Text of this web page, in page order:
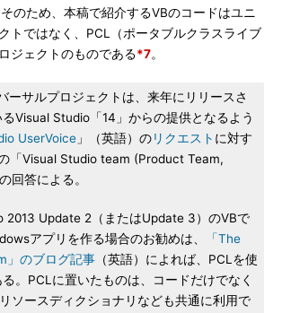
そのため、本稿で紹介するVBのコードはユニ
トではなく、PCL（ポータブルクラスライブ
ジェクトのものである*7。
ーサルプロジェクトは、来年にリリースさ
Visual Studio「14」からの提供となるよう
UserVoice 」（英語）のリクエスト に対す
「Visual Studio team (Product Team,
回答による。
Update 2（またはUpdate 3）のVBで
アプリを作る場合のお勧めは、
「The
」のブログ記事 （英語）によれば、PCLを使
。PCLに置いたものは、コードだけでなく
ソースディクショナリなども共通に利用で